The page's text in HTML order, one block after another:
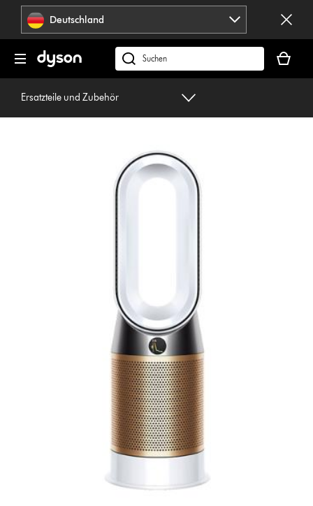
Navigation
überspringenDeutschland
dyson.de
durchsuchen
ist
Ersatzteile und Zubehör